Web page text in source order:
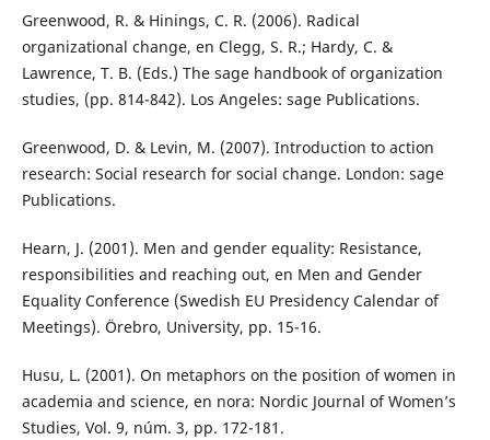
Greenwood, R. & Hinings, C. R. (2006). Radical
organizational change, en Clegg, S. R.; Hardy, C. &
Lawrence, T. B. (Eds.) The sage handbook of organization
studies, (pp. 814-842). Los Angeles: sage Publications.
Greenwood, D. & Levin, M. (2007). Introduction to action
research: Social research for social change. London: sage
Publications.
Hearn, J. (2001). Men and gender equality: Resistance,
responsibilities and reaching out, en Men and Gender
Equality Conference (Swedish EU Presidency Calendar of
Meetings). Örebro, University, pp. 15-16.
Husu, L. (2001). On metaphors on the position of women in
academia and science, en nora: Nordic Journal of Women’s
Studies, Vol. 9, núm. 3, pp. 172-181.